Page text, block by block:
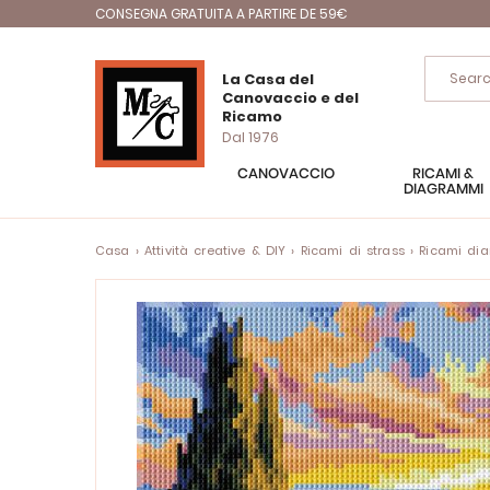
CONSEGNA GRATUITA A PARTIRE DE 59€
La Casa del
Canovaccio e del
Ricamo
Dal 1976
CANOVACCIO
RICAMI &
DIAGRAMMI
Casa Attività creative & DIY Ricami di strass Ricami
galleria
immagini